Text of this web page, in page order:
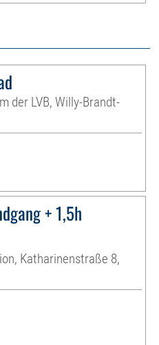
der LVB, Willy-Brandt-
+ 1,5h
Katharinenstraße 8,